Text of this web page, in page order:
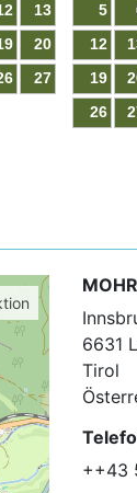
13
20
27
5
12
19
26
6631
Tirol
++43